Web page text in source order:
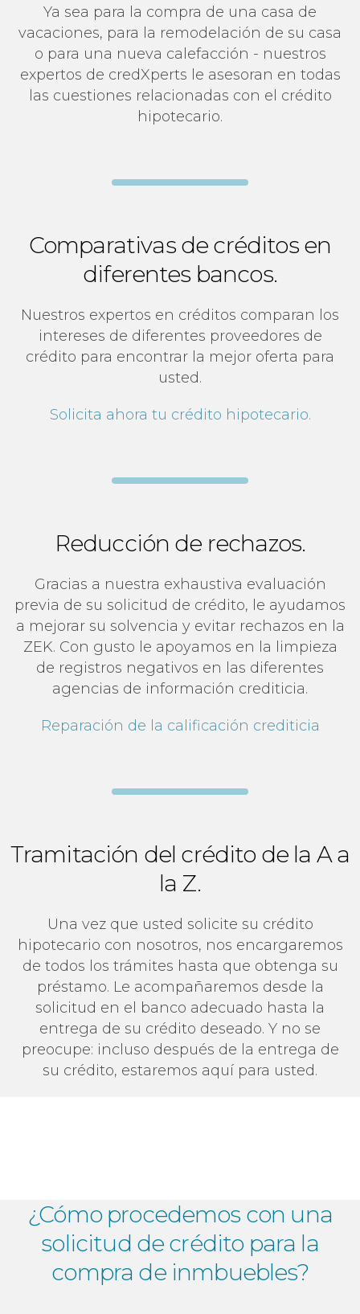
Ya sea para la compra de una casa de
vacaciones, para la remodelación de su casa
o para una nueva calefacción - nuestros
expertos de credXperts le asesoran en todas
las cuestiones relacionadas con el crédito
hipotecario.
Comparativas de créditos en
diferentes bancos.
Nuestros expertos en créditos comparan los
intereses de diferentes proveedores de
crédito para encontrar la mejor oferta para
usted.
Solicita ahora tu crédito hipotecario.
Reducción de rechazos.
Gracias a nuestra exhaustiva evaluación
previa de su solicitud de crédito, le ayudamos
a mejorar su solvencia y evitar rechazos en la
ZEK. Con gusto le apoyamos en la limpieza
de registros negativos en las diferentes
agencias de información crediticia.
Reparación de la calificación crediticia
Tramitación del crédito de la A a
la Z.
Una vez que usted solicite su crédito
hipotecario con nosotros, nos encargaremos
de todos los trámites hasta que obtenga su
préstamo. Le acompañaremos desde la
solicitud en el banco adecuado hasta la
entrega de su crédito deseado. Y no se
preocupe: incluso después de la entrega de
su crédito, estaremos aquí para usted.
¿Cómo procedemos con una
solicitud de crédito para la
compra de inmbuebles?